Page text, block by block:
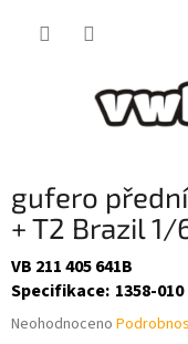
gufero
+ T2 Brazil 1/
VB 211 405 641B
Specifikace: 1358-010
Průměrné
Neohodnoceno